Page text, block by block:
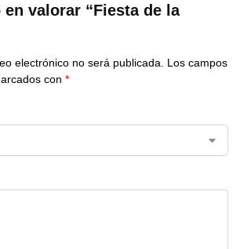
valorar “Fiesta de la
electrónico no será publicada.
Los campos
con *